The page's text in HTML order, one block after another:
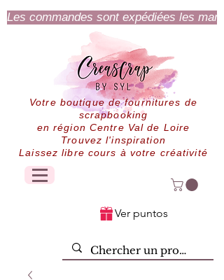
Les commandes sont expédiées les
Votre boutique de fournitures de
scrapbooking
en région Centre Val de Loire
Trouvez l'inspiration
Laissez libre cours à votre créativité
Ver puntos